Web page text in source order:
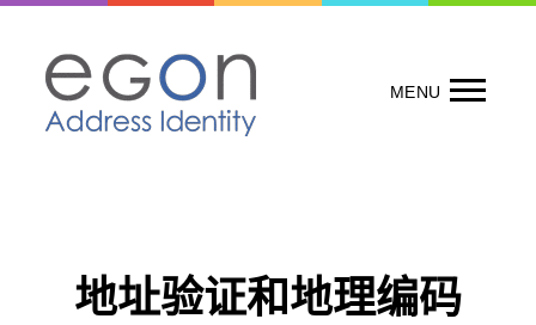
content
MENU
地址验证和地理编码